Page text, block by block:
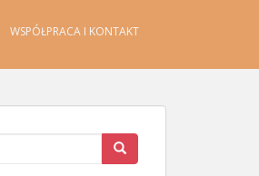
WSPÓŁPRACA I KONTAKT